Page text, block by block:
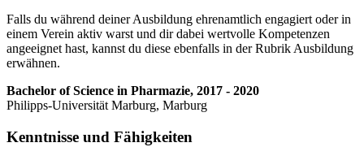
Falls du während deiner Ausbildung ehrenamtlich engagiert oder in
einem Verein aktiv warst und dir dabei wertvolle Kompetenzen
angeeignet hast, kannst du diese ebenfalls in der Rubrik Ausbildung
erwähnen.
Bachelor of Science in Pharmazie, 2017 - 2020
Philipps-Universität Marburg, Marburg
Kenntnisse und Fähigkeiten